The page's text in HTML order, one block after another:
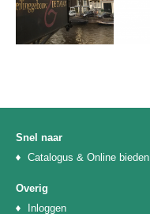
Snel naar
Catalogus & Online bieden
Overig
Inloggen